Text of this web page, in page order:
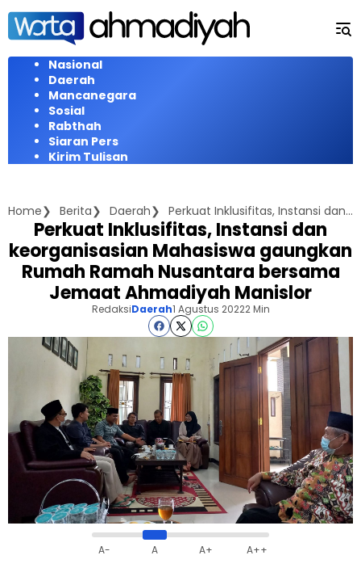
Langsung
konten
Nasional
Daerah
Mancanegara
Sosial
Rabthah
Siaran Pers
Kirim Tulisan
Home Berita Daerah Perkuat Inklusifitas, Instansi dan keorganisasian Mahasiswa gaungkan Rumah Ramah Nusantara bersama Jemaat Ahmadiyah Manislor
Perkuat Inklusifitas, Instansi dan
keorganisasian Mahasiswa gaungkan
Rumah Ramah Nusantara bersama
Jemaat Ahmadiyah Manislor
RedaksiDaerah1 Agustus 20222 Min
A- A A+ A++